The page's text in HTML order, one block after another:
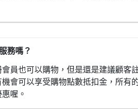
務嗎？
員也可以購物，但是還是建議顧客
會可以享受購物點數抵扣金，所有
喔。